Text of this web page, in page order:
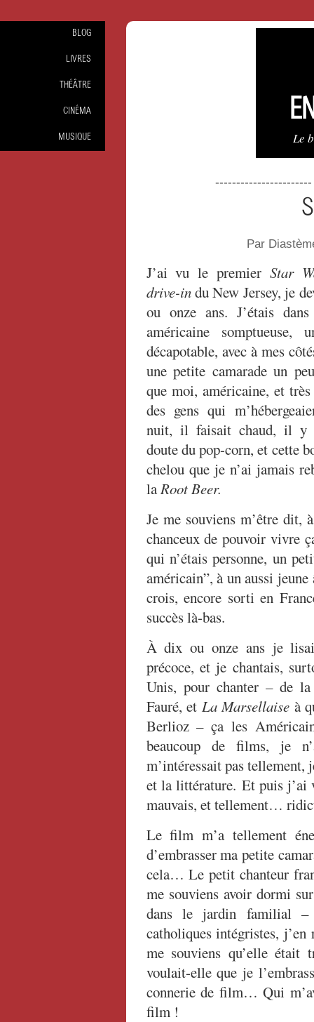
Le
Par
J’ai vu le premier Star
drive-indu New Jersey, je
ou onze ans. J’étais
américaine somptueuse,
décapotable, avec à mes
une petite camarade un
que moi, américaine, et
des gens qui
nuit, il faisait chaud, il y
doute du pop-corn, et cette
chelou que je n’ai jamais
laRoot Beer.
Je me souviens m’être dit,
chanceux de pouvoir vivre
qui n’étais personne, un
américain”, à un aussi
crois, encore sorti en
succès là-bas.
À dix ou onze ans je
précoce, et je chantais,
Unis, pour chanter – de
Fauré, et La Marsellaise à
Berlioz – ça les
beaucoup de films, je
m’intéressait pas tellement,
et la littérature. Et puis
mauvais, et tellement…
Le film m’a tellement
d’embrasser ma petite
cela… Le petit chanteur
me souviens avoir dormi
dans le jardin familial –
catholiques intégristes,
me souviens qu’elle était
voulait-elle que je
connerie de film… Qui
film !
BLOG
LIVRES
THÉÂTRE
CINÉMA
MUSIQUE